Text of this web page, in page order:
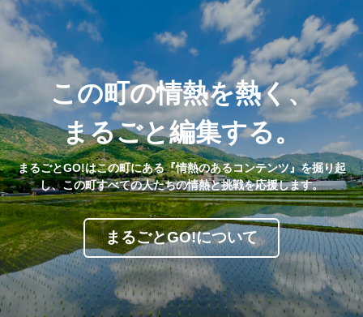
この町の情熱を熱く、
まるごと編集する。
まるごとGO!はこの町にある『情熱のあるコンテンツ』を掘り起
し、この町すべての人たちの情熱と挑戦を応援します。
まるごとGO!について